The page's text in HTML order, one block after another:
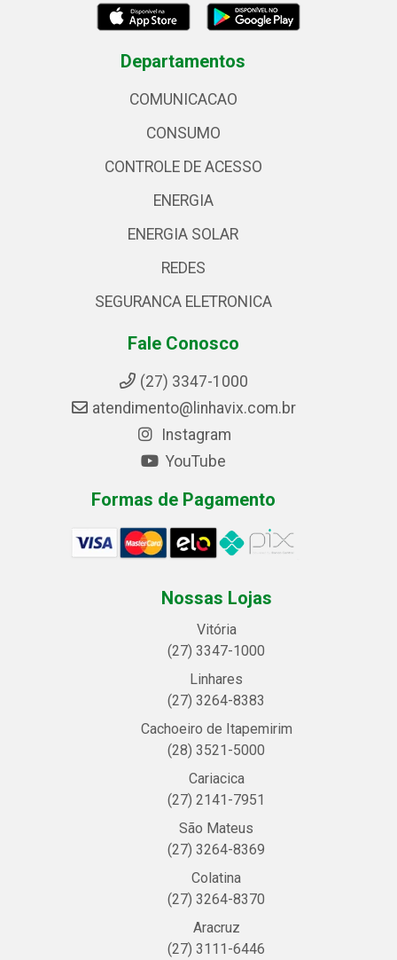
Departamentos
COMUNICACAO
CONSUMO
CONTROLE DE ACESSO
ENERGIA
ENERGIA SOLAR
REDES
SEGURANCA ELETRONICA
Fale Conosco
(27) 3347-1000
atendimento@linhavix.com.br
Instagram
YouTube
Formas de Pagamento
Nossas Lojas
Vitória
(27) 3347-1000
Linhares
(27) 3264-8383
Cachoeiro de Itapemirim
(28) 3521-5000
Cariacica
(27) 2141-7951
São Mateus
(27) 3264-8369
Colatina
(27) 3264-8370
Aracruz
(27) 3111-6446